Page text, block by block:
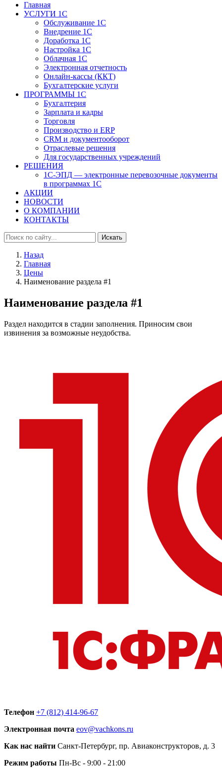
Главная
УСЛУГИ 1С
Обслуживание 1С
Внедрение 1С
Доработка 1С
Настройка 1С
Облачная 1С
Электронная отчетность
Онлайн-кассы (ККТ)
Бухгалтерские услуги
ПРОГРАММЫ 1С
Бухгалтерия
Зарплата и кадры
Торговля
Производство и ERP
CRM и документооборот
Отраслевые решения
Для государственных учреждений
РЕШЕНИЯ
1С-ЭПД — электронные перевозочные документы
в программах 1С
АКЦИИ
НОВОСТИ
О КОМПАНИИ
КОНТАКТЫ
Искать
Назад
Главная
Цены
Наименование раздела #1
Наименование раздела #1
Раздел находится в стадии заполнения. Приносим свои
извинения за возможные неудобства.
Телефон +7 (812) 414-96-67
Электронная почта eov@vachkons.ru
Как нас найти Санкт-Петербург, пр. Авиаконструкторов, д. 3
Режим работы Пн-Вс - 9:00 - 21:00